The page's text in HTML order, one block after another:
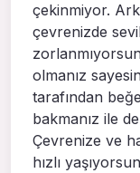
çekinmiyor.
çevrenizde
olmanız
tarafından
bakmanız ile
Çevrenize ve
hızlı